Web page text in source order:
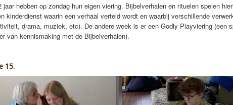
jaar hebben op zondag hun eigen viering. Bijbelverhalen en rituelen spelen
kinderdienst waarin een verhaal verteld wordt en waarbij verschillende
drama, muziek, etc). De andere week is er een Godly Playviering (een
van kennismaking met de Bijbelverhalen).
15.